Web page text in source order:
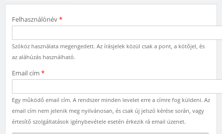
Felhasználónév*
Szóköz használata megengedett. Az írásjelek közül csak a pont, a kötőjel, és
az aláhúzás használható.
Email cím *
Egy működő email cím. A rendszer minden levelet erre a címre fog küldeni. Az
email cím nem jelenik meg nyilvánosan, és csak új jelszó kérése során, vagy
értesítő szolgáltatások igénybevétele esetén érkezik rá email üzenet.